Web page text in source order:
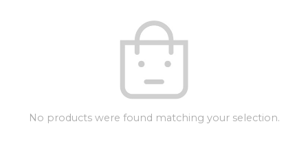
No products were found matching your selection.